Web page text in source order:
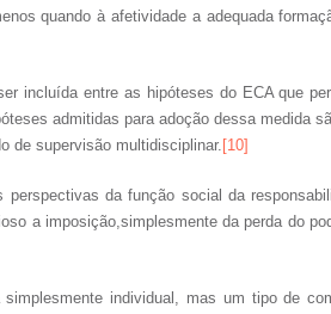
quando à afetividade a adequada
incluída entre as hipóteses do ECA que
admitidas para adoção dessa medida
de supervisão multidisciplinar. [10]
da função social da
a imposição,simplesmente da perda do
individual, mas um tipo de